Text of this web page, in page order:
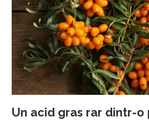
Un acid gras rar dintr-